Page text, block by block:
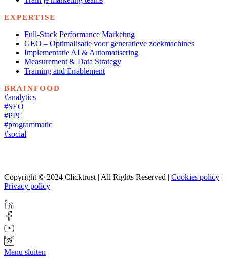
EXPERTISE
Full-Stack Performance Marketing
GEO – Optimalisatie voor generatieve zoekmachines
Implementatie AI & Automatisering
Measurement & Data Strategy
Training and Enablement
BRAINFOOD
#analytics
#SEO
#PPC
#programmatic
#social
Copyright © 2024 Clicktrust | All Rights Reserved | Cookies policy |
Privacy policy
Menu sluiten